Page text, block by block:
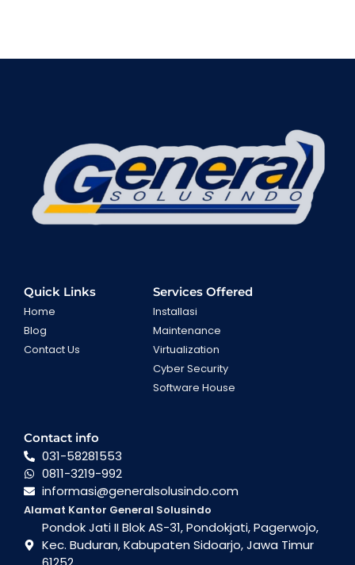
Quick Links
Home
Blog
Contact Us
Services Offered
Installasi
Maintenance
Virtualization
Cyber Security
Software House
Contact info
031-58281553
0811-3219-992
informasi@generalsolusindo.com
Alamat Kantor General Solusindo
Pondok Jati II Blok AS-31, Pondokjati, Pagerwojo,
Kec. Buduran, Kabupaten Sidoarjo, Jawa Timur